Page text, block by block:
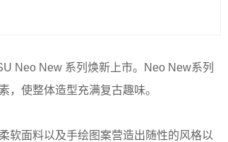
Neo New 系列焕新上市。Neo New系列
，使整体造型充满复古趣味。
面料以及手绘图案营造出随性的风格以